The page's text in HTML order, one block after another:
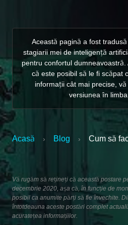
Această pagină a fost
stagiarii mei de inteligență
pentru confortul
că este posibil să le fi scăpat
informații cât mai precise,
versiunea în limba
Acasă › Blog › Cum să
Vă rugăm să rețineți că această postare
decembrie 2020, așa că, în funcție de
posibil ca anumite părți să fie învechite.
întotdeauna aceste postări complet
acuratețea informațiilor.